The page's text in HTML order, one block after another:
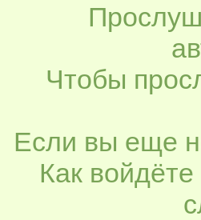
Чтобы
Если вы еще
Как